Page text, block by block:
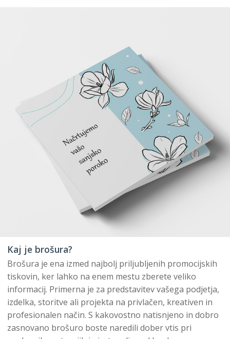
Kaj je brošura?
Brošura je ena izmed najbolj priljubljenih promocijskih
tiskovin, ker lahko na enem mestu zberete veliko
informacij. Primerna je za predstavitev vašega podjetja,
izdelka, storitve ali projekta na privlačen, kreativen in
profesionalen način. S kakovostno natisnjeno in dobro
zasnovano brošuro boste naredili dober vtis pri